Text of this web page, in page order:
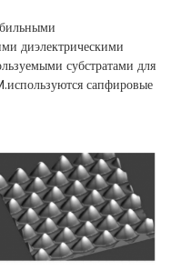
диэлектрическими
субстратами для
сапфировые